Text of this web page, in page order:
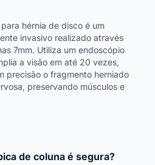
hérnia de disco é um
invasivo realizado através
7mm. Utiliza um endoscópio
a visão em até 20 vezes,
precisão o fragmento herniado
preservando músculos e
de coluna é segura?